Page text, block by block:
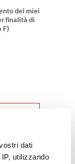
dati
utilizzando
dei miei
finalità di
F)